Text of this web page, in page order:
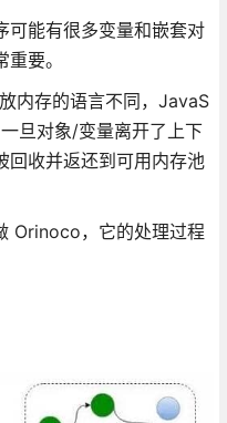
可能有很多变量和嵌套对
要。
内存的语言不同，JavaS
旦对象/变量离开了上下
回收并返还到可用内存池
Orinoco，它的处理过程